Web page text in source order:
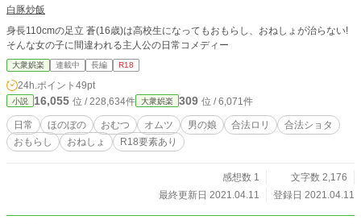
白豚炒飯
身長110cmの足立 蒼(16歳)は高校生になってもおもらし、おねしょが治らない!
そんな女の子に間違われる主人公の日常コメディー
大衆娯楽 連載中 長編 R18
24h.ポイント 49pt
小説 16,055 位 / 228,634件 大衆娯楽 309 位 / 6,071件
日常 ほのぼの おむつ オムツ 男の娘 合法ロリ
合法ショタ
おもらし
おねしょ R18要素あり
感想数 1
文字数 2,176
最終更新日 2021.04.11
登録日 2021.04.11